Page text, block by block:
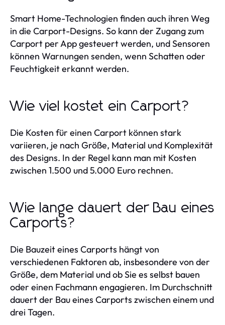
Smart Home-Technologien finden auch ihren Weg
in die Carport-Designs. So kann der Zugang zum
Carport per App gesteuert werden, und Sensoren
können Warnungen senden, wenn Schatten oder
Feuchtigkeit erkannt werden.
Wie viel kostet ein Carport?
Die Kosten für einen Carport können stark
variieren, je nach Größe, Material und Komplexität
des Designs. In der Regel kann man mit Kosten
zwischen 1.500 und 5.000 Euro rechnen.
Wie lange dauert der Bau eines
Carports?
Die Bauzeit eines Carports hängt von
verschiedenen Faktoren ab, insbesondere von der
Größe, dem Material und ob Sie es selbst bauen
oder einen Fachmann engagieren. Im Durchschnitt
dauert der Bau eines Carports zwischen einem und
drei Tagen.